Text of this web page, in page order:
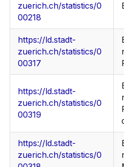
zuerich.ch/statistics/0
00218
https://ld.stadt-
zuerich.ch/statistics/0
00317
https://ld.stadt-
zuerich.ch/statistics/0
00319
https://ld.stadt-
zuerich.ch/statistics/0